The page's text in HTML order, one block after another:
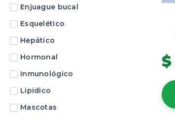
Enjuague bucal
Esquelético
Hepático
Hormonal
Inmunológico
Lipidico
Mascotas
$